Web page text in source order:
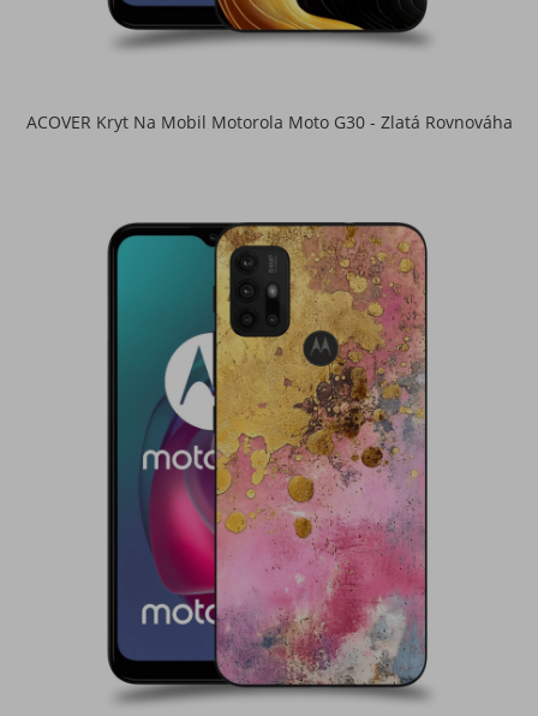
ACOVER Kryt Na Mobil Motorola Moto G30 - Zlatá Rovnováha